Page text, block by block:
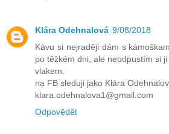
Klára Odehnalová 9/08/2018
Kávu si nejraději dám s
po těžkém dni, ale neodpustím si
vlakem.
na FB sleduji jako Klára
klara.odehnalova1@gmail.com
Odpovědět